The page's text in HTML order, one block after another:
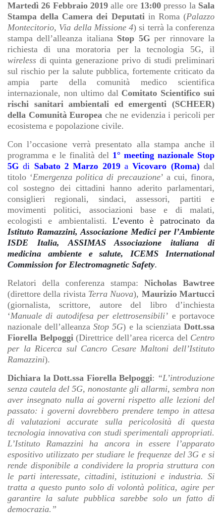
Martedì 26 Febbraio 2019 alle ore 13:00 presso la Sala
Stampa della Camera dei Deputati in Roma (Palazzo
Montecitorio, Via della Missione 4) si terrà la conferenza
stampa dell’alleanza italianaStop 5Gper rinnovare la
richiesta di una moratoria per la tecnologia 5G, il
wireless di quinta generazione privo di studi preliminari
sul rischio per la salute pubblica, fortemente criticato da
ampia parte della comunità medico scientifica
internazionale, non ultimo dal Comitato Scientifico sui
rischi sanitari ambientali ed emergenti (SCHEER)
della Comunità Europea che ne evidenzia i pericoli per
ecosistema e popolazione civile.
Con l’occasione verrà presentato alla stampa anche il
programma e le finalità del 1° meeting nazionale Stop
5G di Sabato 2 Marzo 2019aVicovaro (Roma)dal
titolo ‘Emergenza politica di precauzione’ a cui, finora,
col sostegno dei cittadini hanno aderito parlamentari,
consiglieri regionali, sindaci, assessori, partiti e
movimenti politici, associazioni base e di malati,
ecologisti e ambientalisti.
L’evento è patrocinato da
Istituto Ramazzini, Associazione Medici per l’Ambiente
ISDE Italia, ASSIMAS Associazione italiana di
medicina ambiente e salute, ICEMS International
Commission for Electromagnetic Safety.
Relatori della conferenza stampa: Nicholas Bawtree
(direttore della rivista Terra Nuova), Maurizio Martucci
(giornalista, scrittore, autore del libro d’inchiesta
‘Manuale di autodifesa per elettrosensibili’ e portavoce
nazionale dell’alleanzaStop 5G) e la scienziataDott.ssa
Fiorella Belpoggi(Direttrice dell’area ricerca del Centro
per la Ricerca sul Cancro Cesare Maltoni dell’Istituto
Ramazzini).
Dichiara la Dott.ssa Fiorella Belpoggi: “L’introduzione
senza cautela del 5G, nonostante gli allarmi, sembra non
aver insegnato nulla ai governi rispetto alle lezioni del
passato: i governi dovrebbero prendere tempo in attesa
di valutazioni accurate sulla pericolosità di questa
tecnologia innovativa con studi sperimentali appropriati.
L’Istituto Ramazzini ha ancora in essere l’apparato
espositivo utilizzato per studiare le frequenze del 3G e si
rende disponibile a condividere la propria struttura con
le parti interessate, cittadini, istituzioni e industria. Si
tratta a questo punto solo di volontà politica, agire per
garantire la salute pubblica sarebbe solo un fatto di
democrazia.”